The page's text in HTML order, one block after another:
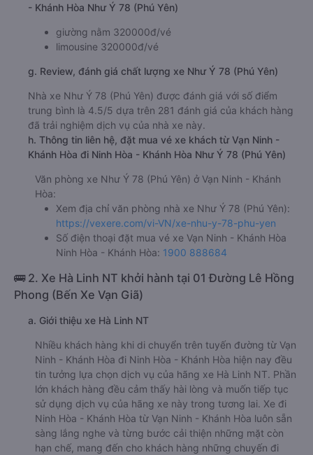
- Khánh Hòa Như Ý 78 (Phú Yên)
giường nằm 320000đ/vé
limousine 320000đ/vé
g. Review, đánh giá chất lượng xe Như Ý 78 (Phú Yên)
Nhà xe Như Ý 78 (Phú Yên) được đánh giá với số điểm
trung bình là 4.5/5 dựa trên 281 đánh giá của khách hàng
đã trải nghiệm dịch vụ của nhà xe này.
h. Thông tin liên hệ, đặt mua vé xe khách từ Vạn Ninh -
Khánh Hòa đi Ninh Hòa - Khánh Hòa Như Ý 78 (Phú Yên)
Văn phòng xe Như Ý 78 (Phú Yên) ở Vạn Ninh - Khánh
Hòa:
Xem địa chỉ văn phòng nhà xe Như Ý 78 (Phú Yên):
https://vexere.com/vi-VN/xe-nhu-y-78-phu-yen
Số điện thoại đặt mua vé xe Vạn Ninh - Khánh Hòa
Ninh Hòa - Khánh Hòa: 1900 888684
🚌 2. Xe Hà Linh NT khởi hành tại 01 Đường Lê Hồng
Phong (Bến Xe Vạn Giã)
a. Giới thiệu xe Hà Linh NT
Nhiều khách hàng khi di chuyển trên tuyến đường từ Vạn
Ninh - Khánh Hòa đi Ninh Hòa - Khánh Hòa hiện nay đều
tin tưởng lựa chọn dịch vụ của hãng xe Hà Linh NT. Phần
lớn khách hàng đều cảm thấy hài lòng và muốn tiếp tục
sử dụng dịch vụ của hãng xe này trong tương lai. Xe đi
Ninh Hòa - Khánh Hòa từ Vạn Ninh - Khánh Hòa luôn sẵn
sàng lắng nghe và từng bước cải thiện những mặt còn
hạn chế, mang đến cho khách hàng những chuyến đi